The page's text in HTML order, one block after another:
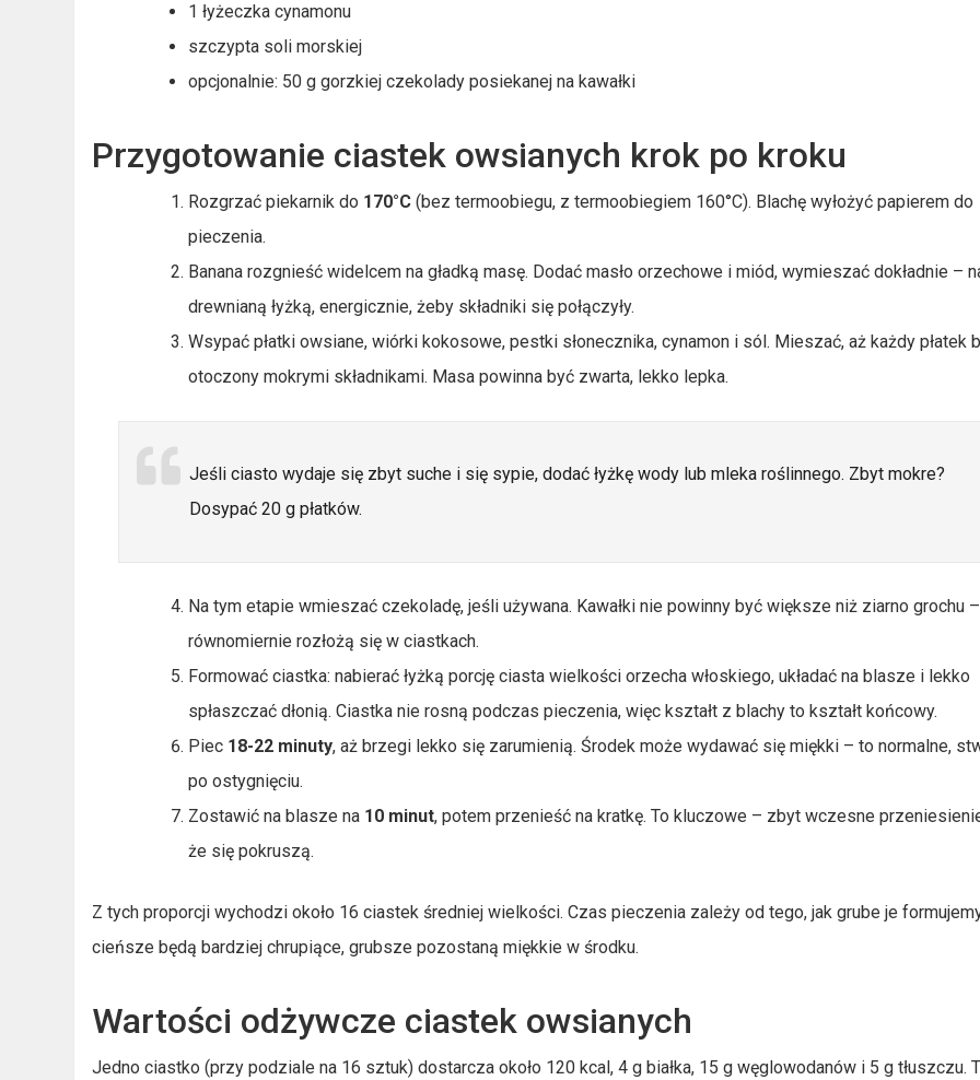
1 łyżeczka cynamonu
szczypta soli morskiej
opcjonalnie: 50 g gorzkiej czekolady posiekanej na kawałki
Przygotowanie ciastek owsianych krok po kroku
Rozgrzać piekarnik do 170°C (bez termoobiegu, z termoobiegiem 160°C). Blachę wyłożyć papierem do
pieczenia.
Banana rozgnieść widelcem na gładką masę. Dodać masło orzechowe i miód, wymieszać dokładnie –
drewnianą łyżką, energicznie, żeby składniki się połączyły.
Wsypać płatki owsiane, wiórki kokosowe, pestki słonecznika, cynamon i sól. Mieszać, aż każdy płatek
otoczony mokrymi składnikami. Masa powinna być zwarta, lekko lepka.
Jeśli ciasto wydaje się zbyt suche i się sypie, dodać łyżkę wody lub mleka roślinnego. Zbyt mokre?
Dosypać 20 g płatków.
Na tym etapie wmieszać czekoladę, jeśli używana. Kawałki nie powinny być większe niż ziarno grochu
równomiernie rozłożą się w ciastkach.
Formować ciastka: nabierać łyżką porcję ciasta wielkości orzecha włoskiego, układać na blasze i lekko
spłaszczać dłonią. Ciastka nie rosną podczas pieczenia, więc kształt z blachy to kształt końcowy.
Piec 18-22 minuty, aż brzegi lekko się zarumienią. Środek może wydawać się miękki – to normalne,
po ostygnięciu.
Zostawić na blasze na 10 minut, potem przenieść na kratkę. To kluczowe – zbyt wczesne
że się pokruszą.
Z tych proporcji wychodzi około 16 ciastek średniej wielkości. Czas pieczenia zależy od tego, jak grube je
cieńsze będą bardziej chrupiące, grubsze pozostaną miękkie w środku.
Wartości odżywcze ciastek owsianych
Jedno ciastko (przy podziale na 16 sztuk) dostarcza około 120 kcal, 4 g białka, 15 g węglowodanów i 5 g tłuszczu.